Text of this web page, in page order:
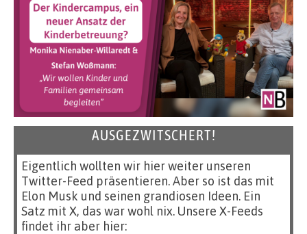
AUSGEZWITSCHERT!
Eigentlich wollten wir hier weiter unseren
Twitter-Feed präsentieren. Aber so ist das mit
Elon Musk und seinen grandiosen Ideen. Ein
Satz mit X, das war wohl nix. Unsere X-Feeds
findet ihr aber hier: